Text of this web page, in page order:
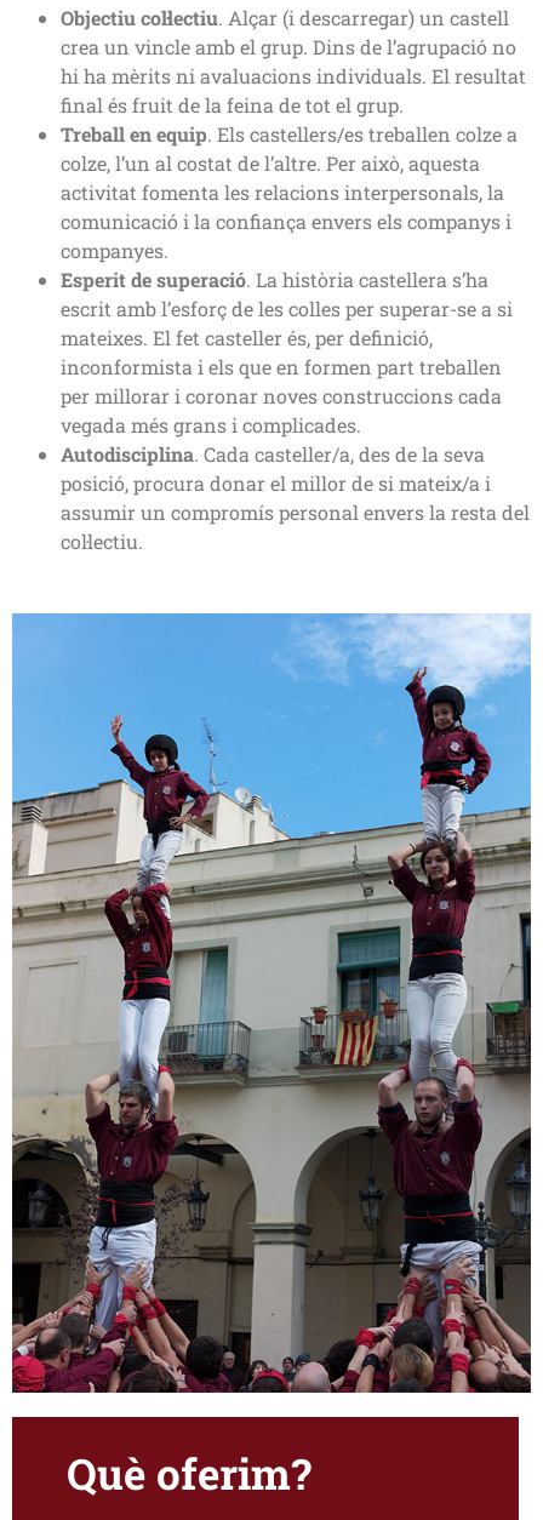
Objectiu col·lectiu. Alçar (i descarregar) un castell
crea un vincle amb el grup. Dins de l’agrupació no
hi ha mèrits ni avaluacions individuals. El resultat
final és fruit de la feina de tot el grup.
Treball en equip. Els castellers/es treballen colze a
colze, l’un al costat de l’altre. Per això, aquesta
activitat fomenta les relacions interpersonals, la
comunicació i la confiança envers els companys i
companyes.
Esperit de superació. La història castellera s’ha
escrit amb l’esforç de les colles per superar-se a si
mateixes. El fet casteller és, per definició,
inconformista i els que en formen part treballen
per millorar i coronar noves construccions cada
vegada més grans i complicades.
Autodisciplina. Cada casteller/a, des de la seva
posició, procura donar el millor de si mateix/a i
assumir un compromís personal envers la resta del
col·lectiu.
Què oferim?